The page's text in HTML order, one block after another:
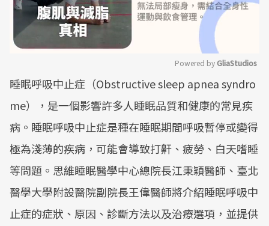
Mute
Powered by GliaStudios
睡眠呼吸中止症（Obstructive sleep apnea syndro
me），是一個影響許多人睡眠品質和健康的常見疾
病。睡眠呼吸中止症是種在睡眠期間呼吸暫停或變得
極為淺薄的疾病，可能會導致打鼾、疲勞、白天嗜睡
等問題。思維睡眠醫學中心總院長江秉穎醫師、臺北
醫學大學附設醫院副院長王偉醫師將介紹睡眠呼吸中
止症的症狀、原因、診斷方法以及治療選項，並提供